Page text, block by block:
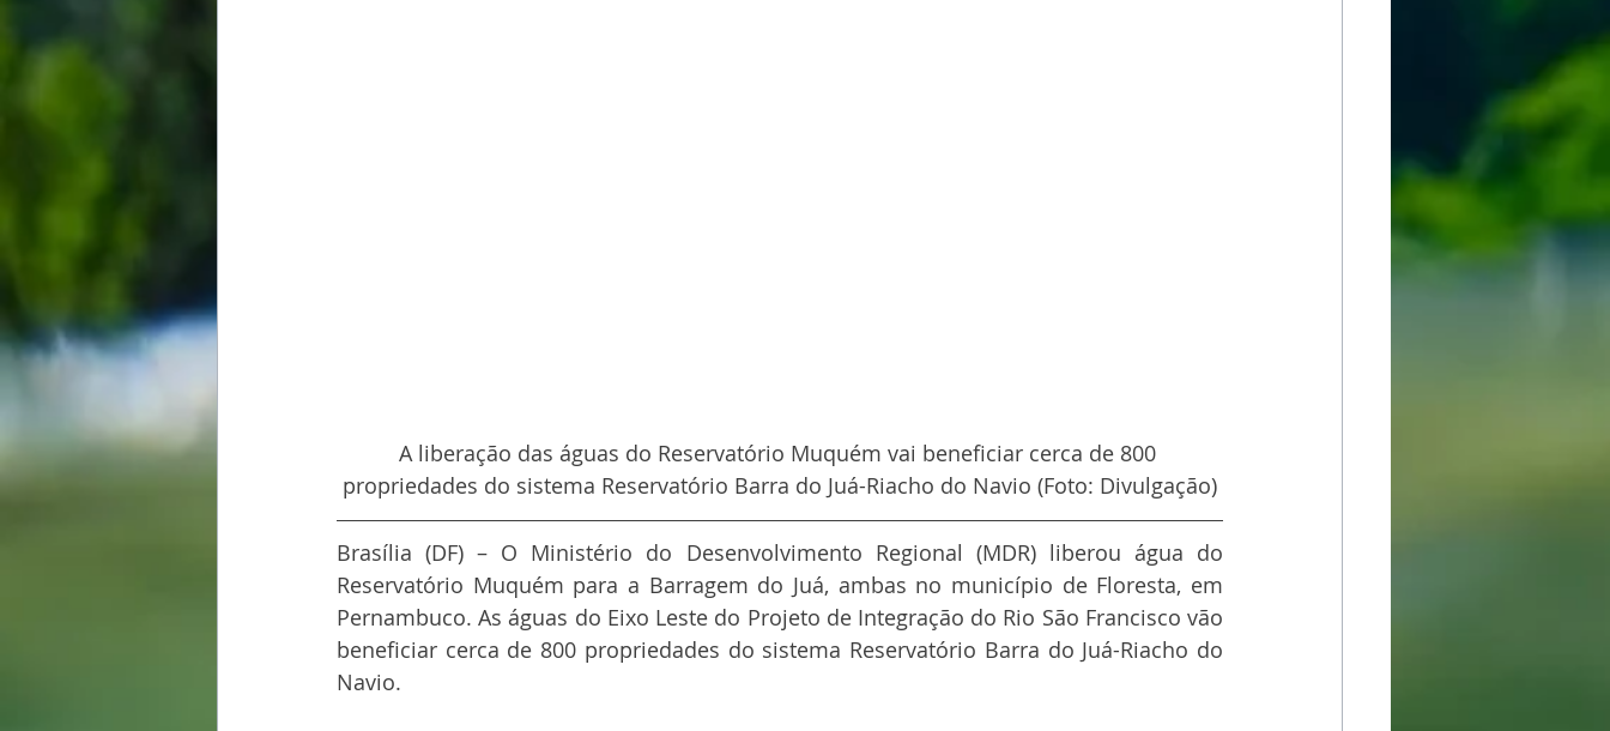
A liberação das águas do Reservatório Muquém vai beneficiar cerca de 800
propriedades do sistema Reservatório Barra do Juá-Riacho do Navio (Foto: Divulgação)
Brasília (DF) – O Ministério do Desenvolvimento Regional (MDR) liberou água do
Reservatório Muquém para a Barragem do Juá, ambas no município de Floresta, em
Pernambuco. As águas do Eixo Leste do Projeto de Integração do Rio São Francisco vão
beneficiar cerca de 800 propriedades do sistema Reservatório Barra do Juá-Riacho do
Navio.